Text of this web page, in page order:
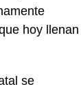
hoy llenan
se